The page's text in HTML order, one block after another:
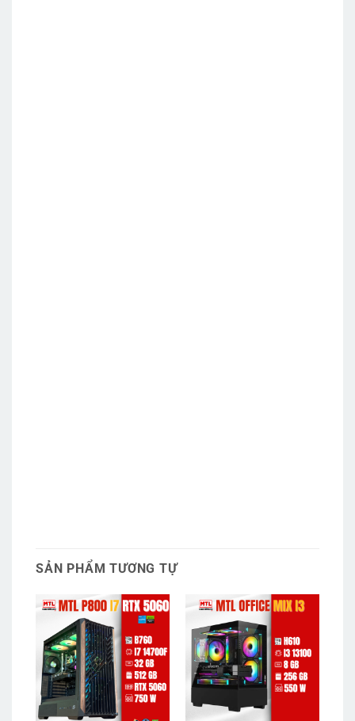
SẢN PHẨM TƯƠNG TỰ